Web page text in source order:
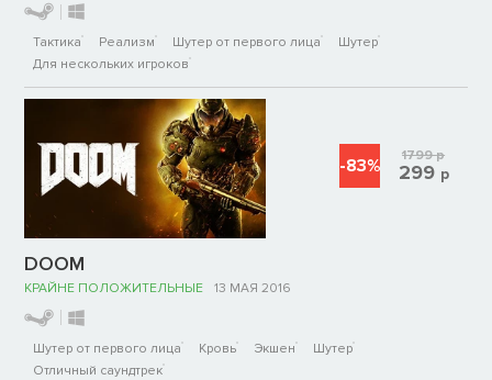
Тактика Реализм Шутер от первого лица
Шутер
Для нескольких игроков
DOOM
КРАЙНЕ ПОЛОЖИТЕЛЬНЫЕ 13 МАЯ 2016
Шутер от первого лица Кровь Экшен
Шутер
Отличный саундтрек
-83% 1799р
299 р